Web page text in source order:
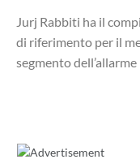
Jurj Rabbiti ha il
di riferimento per il
segmento dell’allarme